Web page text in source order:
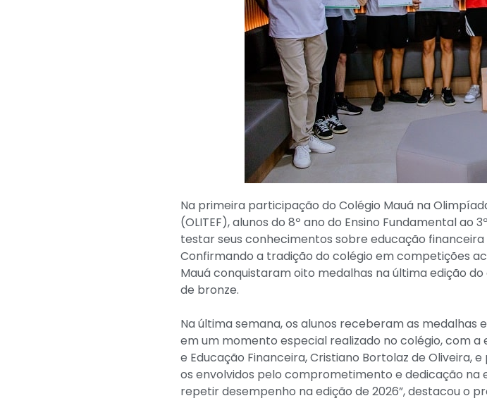
Na primeira participação do Colégio Mauá na
(OLITEF), alunos do 8º ano do Ensino Fundamental
testar seus conhecimentos sobre educação
Confirmando a tradição do colégio em competições
Mauá conquistaram oito medalhas na última edição
de bronze.
Na última semana, os alunos receberam as
em um momento especial realizado no colégio, com
e Educação Financeira, Cristiano Bortolaz de Oliveira,
os envolvidos pelo comprometimento e dedicação na
repetir desempenho na edição de 2026”, destacou o